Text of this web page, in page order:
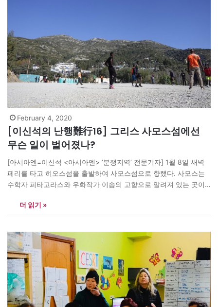
February 4, 2020
[이신석의 난행難行16] 그리스 사모스섬에선
무슨 일이 벌어졌나?
[아시아엔=이신석 <아시아엔> ‘분쟁지역’ 전문기자] 1월 8일 새벽
페리를 타고 히오스섬을 출발하여 사모스섬으로 향했다. 사모스는
수학자 피타고라스와 우화작가 이솝의 고향으로 알려져 있는 곳이
그리스 국가의 섬이다. 따라서 아프리카와 중동지역에서 오는 난민
들이 가장 많은 들어가는 섬으로 꼽히고 있다. 사모스에 가기 전 들
더 읽기 »